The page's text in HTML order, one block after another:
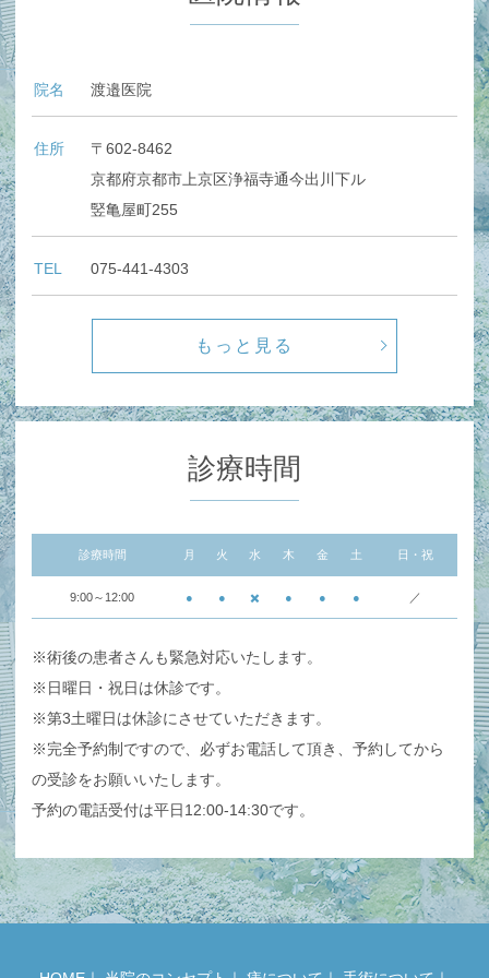
院名 渡邉医院
住所
〒602-8462
京都府京都市上京区浄福寺通今出川下ル
竪亀屋町255
TEL 075-441-4303
もっと見る
診療時間
診療時間 月 火 水 木 金 土 日・祝
9:00～12:00 ● ● ✖️ ● ● ● ／
※術後の患者さんも緊急対応いたします。
※日曜日・祝日は休診です。
※第3土曜日は休診にさせていただきます。
※完全予約制ですので、必ずお電話して頂き、予約してから
の受診をお願いいたします。
予約の電話受付は平日12:00-14:30です。